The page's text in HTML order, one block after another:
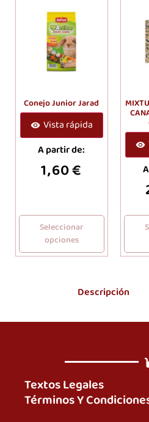
Conejo Junior Jarad
Vista rápida
A partir de:
1,60€
Seleccionar
opciones
Descripción
Textos Legales
Términos Y